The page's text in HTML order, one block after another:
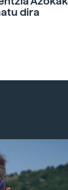
dira